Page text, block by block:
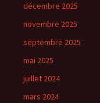
décembre 2025
novembre 2025
septembre 2025
mai 2025
juillet 2024
mars 2024